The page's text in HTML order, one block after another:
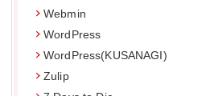
Webmin
WordPress
WordPress(KUSANAGI)
Zulip